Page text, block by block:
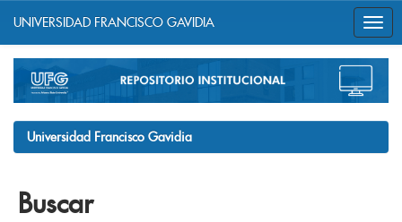
navigation
UNIVERSIDAD FRANCISCO GAVIDIA
Universidad Francisco Gavidia
Buscar